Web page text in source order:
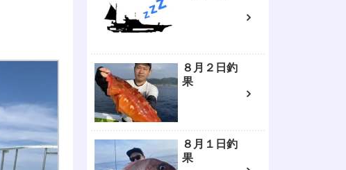
８月２日釣
果
８月１日釣
果